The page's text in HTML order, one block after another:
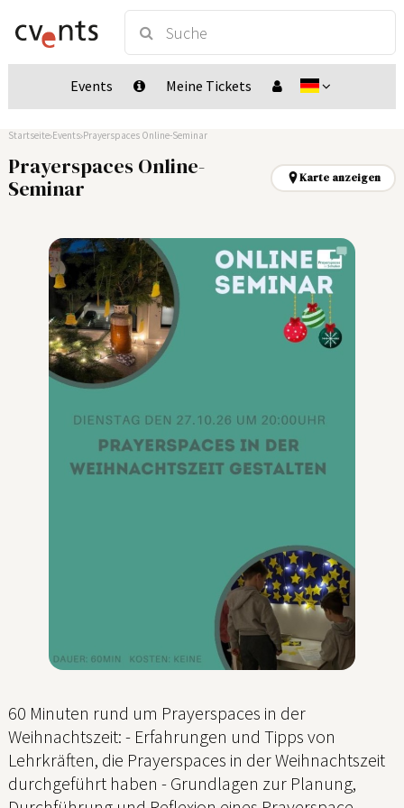
Events Meine Tickets
Startseite Events Prayerspaces Online-Seminar
Prayerspaces Online-
Seminar
Karte anzeigen
60 Minuten rund um Prayerspaces in der
Weihnachtszeit: - Erfahrungen und Tipps von
Lehrkräften, die Prayerspaces in der Weihnachtszeit
durchgeführt haben - Grundlagen zur Planung,